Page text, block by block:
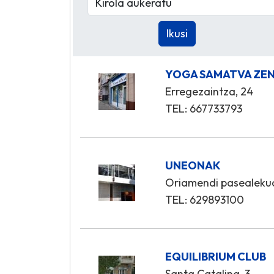
YOGA SAMATVA
Erregezaintza, 24
TEL: 667733793
UNEONAK
Oriamendi
TEL: 629893100
EQUILIBRIUM CLUB